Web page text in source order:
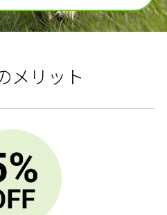
メリット